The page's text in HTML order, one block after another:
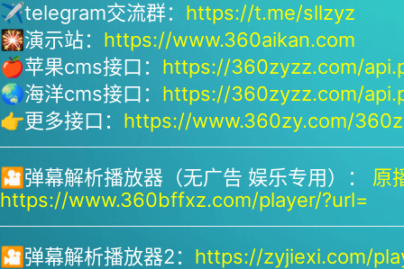
✈telegram交流群： https://t.me/sllzyz
🎇演示站： https://www.360aikan.com
🍎苹果cms接口： https://360zyzz.com/
🌏海洋cms接口： https://360zyzz.com/
👉更多接口： https://www.360zy.com/
🎦弹幕解析播放器（无广告 娱乐专用）： 原
https://www.360bffxz.com/player/?url=
🎦弹幕解析播放器2： https://zyjiexi.com/